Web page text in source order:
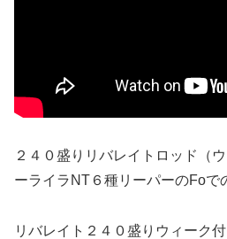
２４０盛りリバレイトロッド
ーライラNT６種リーパーのFoで
リバレイト２４０盛りウィーク